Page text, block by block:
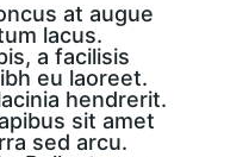
at augue
lacus.
a facilisis
eu laoreet.
hendrerit.
sit amet
sed arcu.